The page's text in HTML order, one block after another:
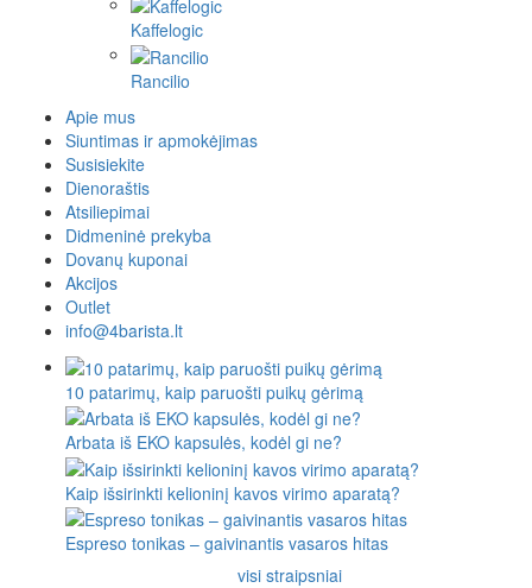
Kaffelogic
Rancilio
Apie mus
Siuntimas ir apmokėjimas
Susisiekite
Dienoraštis
Atsiliepimai
Didmeninė prekyba
Dovanų kuponai
Akcijos
Outlet
info@4barista.lt
10 patarimų, kaip paruošti puikų gėrimą
Arbata iš EKO kapsulės, kodėl gi ne?
Kaip išsirinkti kelioninį kavos virimo aparatą?
Espreso tonikas – gaivinantis vasaros hitas
visi straipsniai